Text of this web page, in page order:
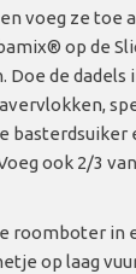
voeg ze toe
op de
Doe de dadels
basterdsuiker
ook 2/3
roomboter in
op laag